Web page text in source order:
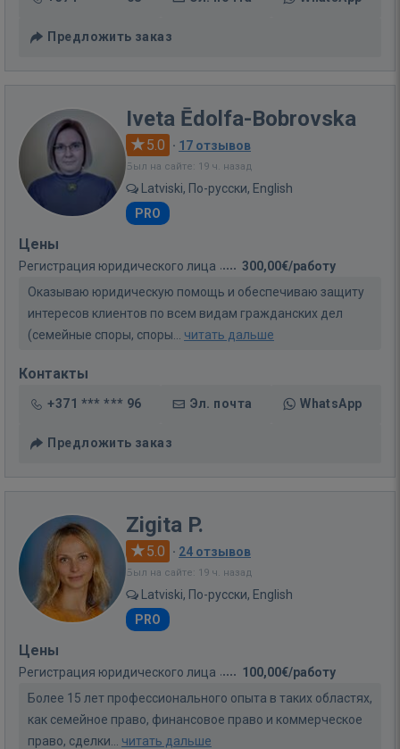
Предложить заказ
Iveta Ēdolfa-Bobrovska
5.0 · 17 отзывов
Был на сайте: 19 ч. назад
Latviski, По-русски, English
PRO
Цены
Регистрация юридического лица
300,00€/работу
Оказываю юридическую помощь и обеспечиваю защиту
интересов клиентов по всем видам гражданских дел
(семейные споры, споры... читать дальше
Контакты
+371 *** *** 96 Эл. почта WhatsApp
Предложить заказ
Zigita P.
5.0 · 24 отзывов
Был на сайте: 19 ч. назад
Latviski, По-русски, English
PRO
Цены
Регистрация юридического лица
100,00€/работу
Более 15 лет профессионального опыта в таких областях,
как семейное право, финансовое право и коммерческое
право, сделки... читать дальше